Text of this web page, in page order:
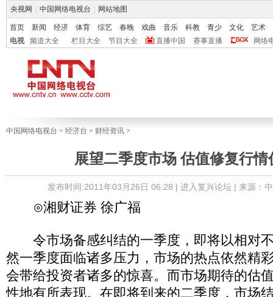
央视网 中国网络电视台 网站地图
首页 新闻 经济 体育 综艺 春晚 戏曲 音乐 科教 青少 文化
艺术
电视
频道大全 栏目大全 节目大全 直播中国 赛事直播 网络
中国网络电视台 > 经济台 > 财经资讯 >
展望二季度市场 估值修复行情
发布时间:2011年03月26日 06:28 | 进入复兴论坛 | 来源：
⊙湘财证券 徐广福
令市场备感纠结的一季度，即将以相对
然一季度面临诸多压力，市场的热点依然精
会带给投资者诸多的惊喜。而市场期待的估
性地有所表现。在即将到来的二季度，市场